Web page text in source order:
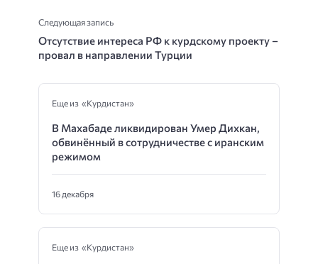
Следующая запись
Отсутствие интереса РФ к курдскому проекту –
провал в направлении Турции
Еще из «Курдистан»
В Махабаде ликвидирован Умер Дихкан,
обвинённый в сотрудничестве с иранским
режимом
16 декабря
Еще из «Курдистан»